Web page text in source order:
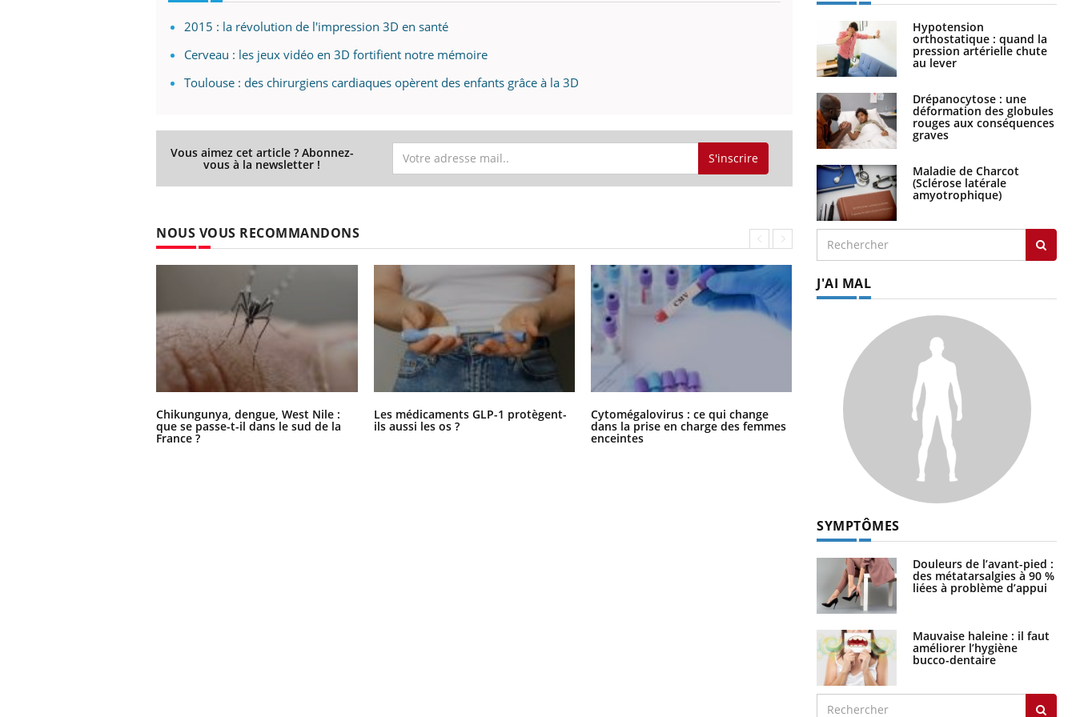
2015 : la révolution de l'impression 3D en santé
Cerveau : les jeux vidéo en 3D fortifient notre mémoire
Toulouse : des chirurgiens cardiaques opèrent des enfants grâce à la 3D
Vous aimez cet article ? Abonnez-
vous à la newsletter ! S'inscrire
NOUS VOUS RECOMMANDONS
Chikungunya, dengue, West Nile :
que se passe-t-il dans le sud de la
France ?
Les médicaments GLP-1 protègent-
ils aussi les os ?
Cytomégalovirus : ce qui change
dans la prise en charge des femmes
enceintes
La sieste empêche-t-elle de dormir
la nuit ?
Hypotension
orthostatique : quand la
pression artérielle chute
au lever
Drépanocytose : une
déformation des globules
rouges aux conséquences
graves
Maladie de Charcot
(Sclérose latérale
amyotrophique)
J'AI MAL
SYMPTÔMES
Douleurs de l’avant-pied :
des métatarsalgies à 90 %
liées à problème d’appui
Mauvaise haleine : il faut
améliorer l’hygiène
bucco-dentaire